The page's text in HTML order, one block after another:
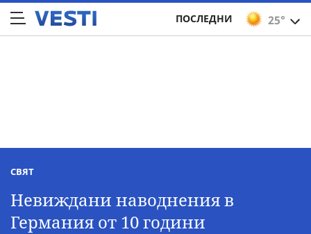
25°
ПОСЛЕДНИ
СВЯТ
Невиждани наводнения в
Германия от 10 години